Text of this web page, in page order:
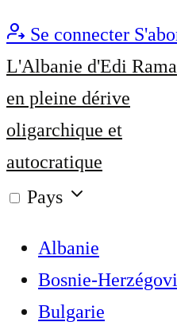
Se connecter
L'Albanie d'Edi Rama
en pleine dérive
oligarchique et
autocratique
Pays
Albanie
Bosnie-
Bulgarie